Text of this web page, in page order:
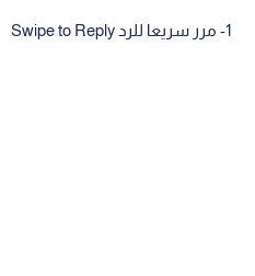
1- مرر سريعا للرد Swipe to Reply